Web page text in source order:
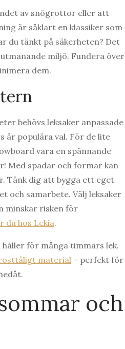
av snögrottor eller att
är såklart en klassiker som
du tänkt på säkerheten? Det
miljö. Fundera över
dem.
behövs leksaker anpassade
är populära val. För de lite
vara en spännande
Med spadar och formar kan
Tänk dig att bygga ett eget
och samarbete. Välj leksaker
minskar risken för
du hos Lekia.
för många timmars lek.
material – perfekt för
och